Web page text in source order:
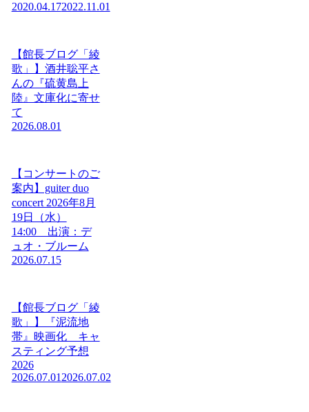
2020.04.172022.11.01
【館長ブログ「綾
歌」】酒井聡平さ
んの『硫黄島上
陸』文庫化に寄せ
て
2026.08.01
【コンサートのご
案内】guiter duo
concert 2026年8月
19日（水）
14:00 出演：デ
ュオ・ブルーム
2026.07.15
【館長ブログ「綾
歌」】『泥流地
帯』映画化 キャ
スティング予想
2026
2026.07.01 2026.07.02